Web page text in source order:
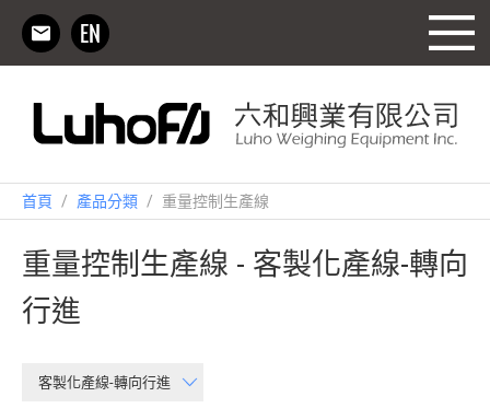
首頁 / 產品分類 / 重量控制生產線
重量控制生產線 - 客製化產線-轉向
行進
客製化產線-轉向行進